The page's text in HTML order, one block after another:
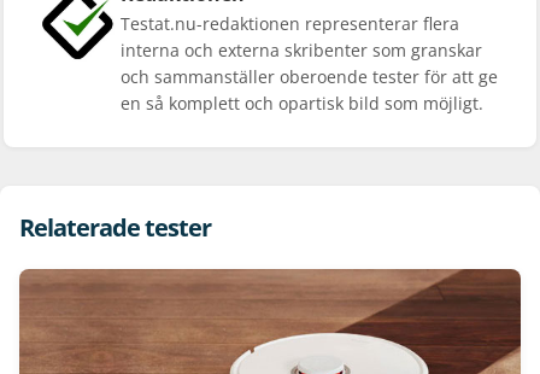
Testat.nu-redaktionen representerar flera
interna och externa skribenter som granskar
och sammanställer oberoende tester för att ge
en så komplett och opartisk bild som möjligt.
Relaterade tester